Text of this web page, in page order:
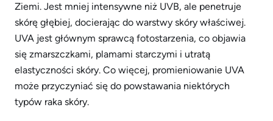
Ziemi. Jest mniej intensywne niż UVB, ale penetruje
skórę głębiej, docierając do warstwy skóry właściwej.
UVA jest głównym sprawcą fotostarzenia, co objawia
się zmarszczkami, plamami starczymi i utratą
elastyczności skóry. Co więcej, promieniowanie UVA
może przyczyniać się do powstawania niektórych
typów raka skóry.